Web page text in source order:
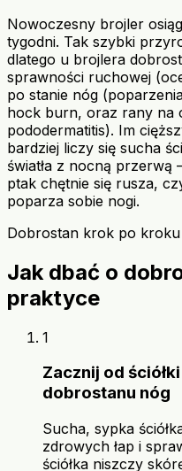
Nowoczesny brojler
tygodni. Tak szybki
dlatego u brojlera
sprawności ruchowej
po stanie nóg
hock burn, oraz rany na
pododermatitis). Im
bardziej liczy się sucha
światła z nocną
ptak chętnie się rusza,
poparza sobie nogi.
Dobrostan krok po kroku
Jak dbać o
praktyce
1
Zacznij od
dobrostanu nóg
Sucha, sypka
zdrowych łap i
ściółka niszczy